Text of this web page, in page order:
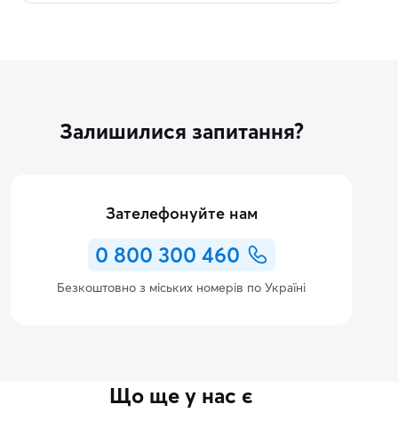
Залишилися запитання?
Зателефонуйте нам
0 800 300 460
Безкоштовно з міських номерів по Україні
Що ще у нас є